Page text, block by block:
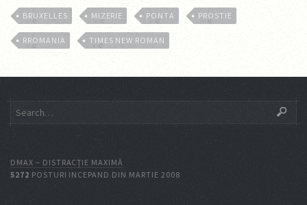
BRUXELLES MIZERIE PONTA PROSTIE
RROMANIA TIMES NEW ROMAN
DMAX – DISTRACŢIE MAXIMĂ
5272 POSTURI INCEPAND DIN MARTIE 2008